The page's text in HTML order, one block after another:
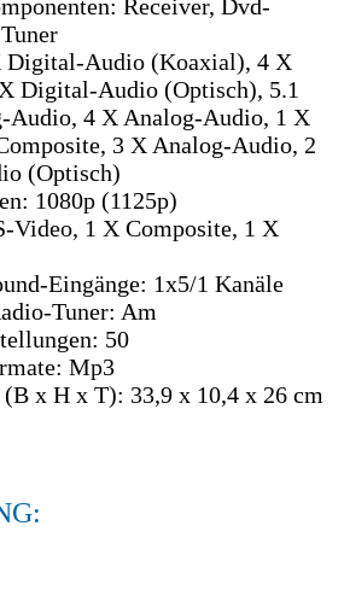
Receiver, Dvd-
Digital-Audio (Koaxial), 4 X
Digital-Audio (Optisch), 5.1
Audio, 4 X Analog-Audio, 1 X
3 X Analog-Audio, 2
(Optisch)
1080p (1125p)
Video, 1 X Composite, 1 X
Eingänge: 1x5/1 Kanäle
Tuner: Am
50
Mp3
(B x H x T): 33,9 x 10,4 x 26 cm